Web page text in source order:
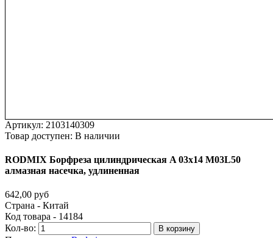
Артикул: 2103140309
Товар доступен: В наличии
RODMIX Борфреза цилиндрическая A 03х14 M03L50
алмазная насечка, удлиненная
642,00 руб
Страна - Китай
Код товара - 14184
Кол-во:
В корзину